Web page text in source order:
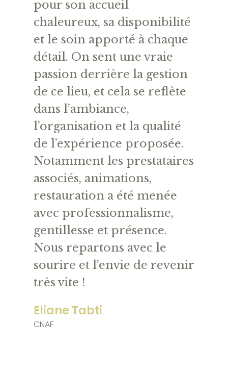
pour son accueil
chaleureux, sa disponibilité
et le soin apporté à chaque
détail. On sent une vraie
passion derrière la gestion
de ce lieu, et cela se reflète
dans l’ambiance,
l’organisation et la qualité
de l’expérience proposée.
Notamment les prestataires
associés, animations,
restauration a été menée
avec professionnalisme,
gentillesse et présence.
Nous repartons avec le
sourire et l’envie de revenir
très vite !
Eliane Tabti
CNAF